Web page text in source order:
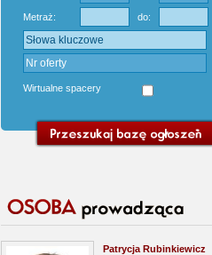
Metraż: do:
Wirtualne spacery
Patrycja Rubinkiewicz